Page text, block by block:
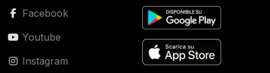
Facebook
Youtube
Instagram